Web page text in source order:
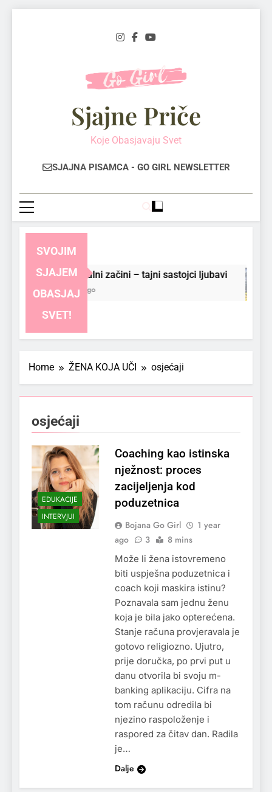
Sjajne Priče
Koje Obasjavaju Svet
SJAJNA PISAMCA - GO GIRL NEWSLETTER
SVOJIM
SJAJEM
OBASJAJ
SVET!
Emocionalni začini – tajni sastojci ljubavi
3 Months Ago
Home ŽENA KOJA UČI osjećaji
osjećaji
EDUKACIJE
INTERVJUI
Coaching kao istinska
nježnost: proces
zacijeljenja kod
poduzetnica
Bojana Go Girl
1 year
ago
3 8 mins
Može li žena istovremeno
biti uspješna poduzetnica i
coach koji maskira istinu?
Poznavala sam jednu ženu
koja je bila jako opterećena.
Stanje računa provjeravala je
gotovo religiozno. Ujutro,
prije doručka, po prvi put u
danu otvorila bi svoju m-
banking aplikaciju. Cifra na
tom računu odredila bi
njezino raspoloženje i
raspored za čitav dan. Radila
je…
Dalje